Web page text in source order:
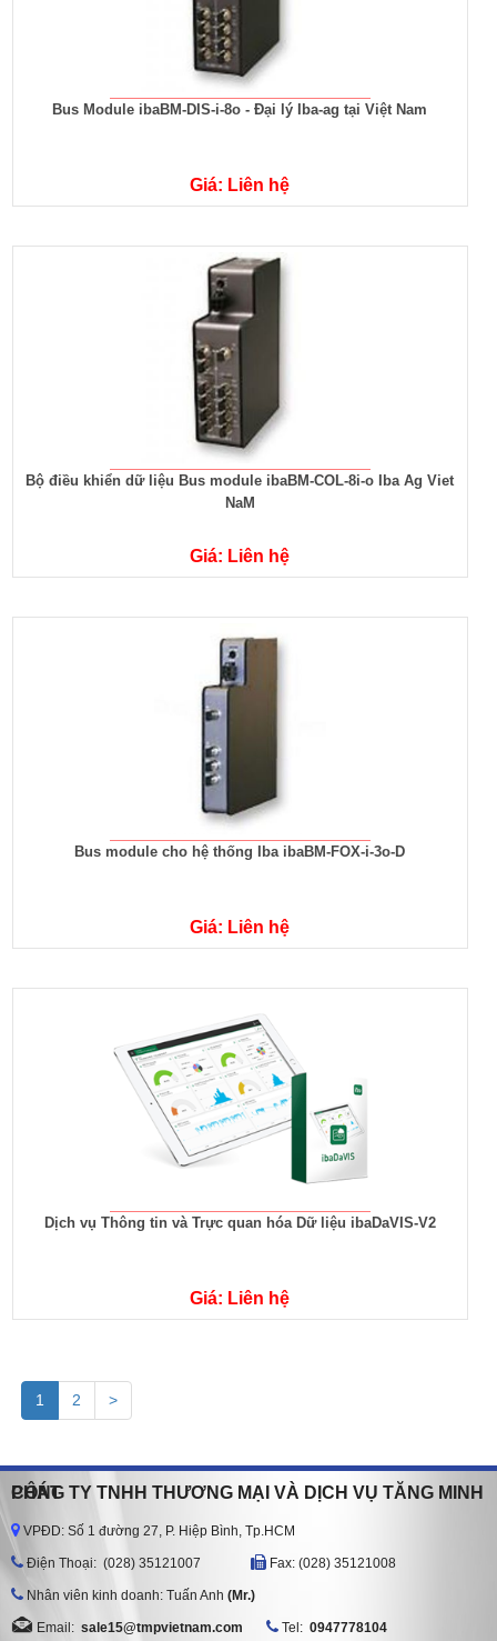
Bus Module ibaBM-DIS-i-8o - Đại lý Iba-ag tại Việt Nam
Giá: Liên hệ
Bộ điều khiển dữ liệu Bus module ibaBM-COL-8i-o Iba Ag Viet
NaM
Giá: Liên hệ
Bus module cho hệ thống Iba ibaBM-FOX-i-3o-D
Giá: Liên hệ
Dịch vụ Thông tin và Trực quan hóa Dữ liệu ibaDaVIS-V2
Giá: Liên hệ
1 2 >
CÔNG TY TNHH THƯƠNG MẠI VÀ DỊCH VỤ TĂNG MINH PHÁT
VPĐD: Số 1 đường 27, P. Hiệp Bình, Tp.HCM
Ðiện Thoại: (028) 35121007 Fax: (028) 35121008
Nhân viên kinh doanh: Tuấn Anh (Mr.)
Email: sale15@tmpvietnam.com Tel: 0947778104